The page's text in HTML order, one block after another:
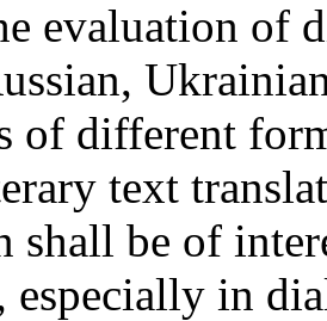
evaluation of
of different
text
shall be of
especially in